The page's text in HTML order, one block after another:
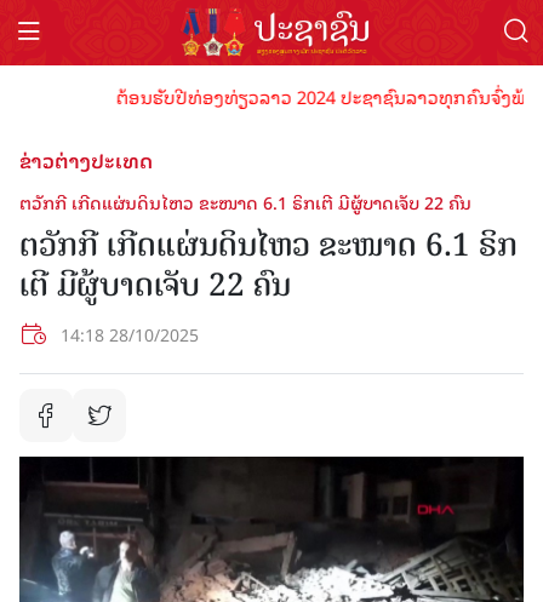
ຕ້ອນຮັບປີທ່ອງທ່ຽວລາວ 2024 ປະຊາຊົນລາວທຸກຄົນຈົ່ງພ້ອ
ຂ່າວຕ່າງປະເທດ
ຕວັກກີ ເກີດແຜ່ນດິນໄຫວ ຂະໜາດ 6.1 ຣິກເຕີ ມີຜູ້ບາດເຈັບ 22 ຄົນ
ຕວັກກີ ເກີດແຜ່ນດິນໄຫວ ຂະໜາດ 6.1 ຣິກ
ເຕີ ມີຜູ້ບາດເຈັບ 22 ຄົນ
14:18 28/10/2025